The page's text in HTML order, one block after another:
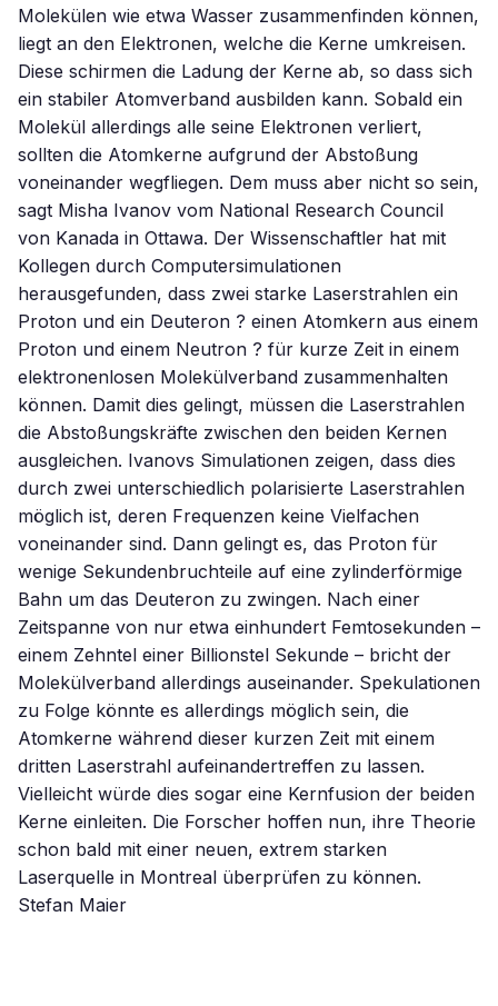
Molekülen wie etwa Wasser zusammenfinden können,
liegt an den Elektronen, welche die Kerne umkreisen.
Diese schirmen die Ladung der Kerne ab, so dass sich
ein stabiler Atomverband ausbilden kann. Sobald ein
Molekül allerdings alle seine Elektronen verliert,
sollten die Atomkerne aufgrund der Abstoßung
voneinander wegfliegen. Dem muss aber nicht so sein,
sagt Misha Ivanov vom National Research Council
von Kanada in Ottawa. Der Wissenschaftler hat mit
Kollegen durch Computersimulationen
herausgefunden, dass zwei starke Laserstrahlen ein
Proton und ein Deuteron ? einen Atomkern aus einem
Proton und einem Neutron ? für kurze Zeit in einem
elektronenlosen Molekülverband zusammenhalten
können. Damit dies gelingt, müssen die Laserstrahlen
die Abstoßungskräfte zwischen den beiden Kernen
ausgleichen. Ivanovs Simulationen zeigen, dass dies
durch zwei unterschiedlich polarisierte Laserstrahlen
möglich ist, deren Frequenzen keine Vielfachen
voneinander sind. Dann gelingt es, das Proton für
wenige Sekundenbruchteile auf eine zylinderförmige
Bahn um das Deuteron zu zwingen. Nach einer
Zeitspanne von nur etwa einhundert Femtosekunden –
einem Zehntel einer Billionstel Sekunde – bricht der
Molekülverband allerdings auseinander. Spekulationen
zu Folge könnte es allerdings möglich sein, die
Atomkerne während dieser kurzen Zeit mit einem
dritten Laserstrahl aufeinandertreffen zu lassen.
Vielleicht würde dies sogar eine Kernfusion der beiden
Kerne einleiten. Die Forscher hoffen nun, ihre Theorie
schon bald mit einer neuen, extrem starken
Laserquelle in Montreal überprüfen zu können.
Stefan Maier